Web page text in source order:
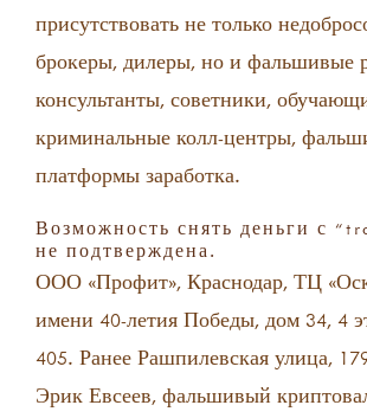
присутствовать не только
брокеры, дилеры, но и фальшивые
консультанты, советники,
криминальные колл-центры,
платформы заработка.
Возможность снять деньги с
не подтверждена.
ООО «Профит», Краснодар, ТЦ
имени 40-летия Победы, дом 34, 4
405. Ранее Рашпилевская улица,
Эрик Евсеев, фальшивый